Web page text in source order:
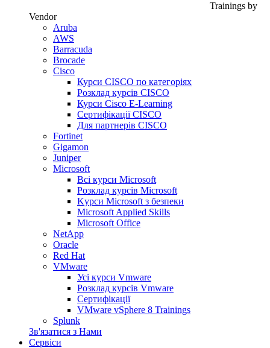
Trainings by
Vendor
Aruba
AWS
Barracuda
Brocade
Cisco
Курси CISCO по категоріях
Розклад курсів CISCO
Курси Cisco E-Learning
Сертифікації CISCO
Для партнерів CISCO
Fortinet
Gigamon
Juniper
Microsoft
Всі курси Microsoft
Розклад курсів Microsoft
Kyрси Microsoft з безпеки
Microsoft Applied Skills
Microsoft Office
NetApp
Oracle
Red Hat
VMware
Усі курси Vmware
Розклад курсів Vmware
Сертифікації
VMware vSphere 8 Trainings
Splunk
Зв'язатися з Нами
Сервіси